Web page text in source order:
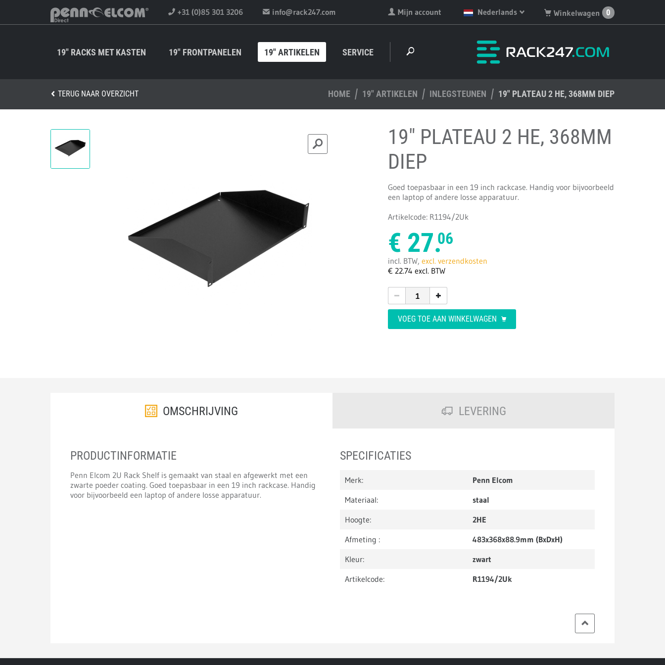
+31 (0)85 301 3206 info@rack247.com Winkelwagen 0
je winkelwagen.
Nederlands
Deutsch
Français
Mijn account
19" RACKS MET KASTEN 19" FRONTPANELEN 19" ARTIKELEN SERVICE
TERUG NAAR OVERZICHT HOME 19" ARTIKELEN INLEGSTEUNEN 19" PLATEAU 2 HE, 368MM DIEP
19" PLATEAU 2 HE, 368MM
DIEP
Goed toepasbaar in een 19 inch rackcase. Handig voor bijvoorbeeld
een laptop of andere losse apparatuur.
Artikelcode: R1194/2Uk
€ 27.06
incl. BTW, excl. verzendkosten
€ 22.74 excl. BTW
VOEG TOE AAN WINKELWAGEN
OMSCHRIJVING LEVERING
PRODUCTINFORMATIE
Penn Elcom 2U Rack Shelf is gemaakt van staal en afgewerkt met een
zwarte poeder coating. Goed toepasbaar in een 19 inch rackcase. Handig
voor bijvoorbeeld een laptop of andere losse apparatuur.
SPECIFICATIES
Merk:
Penn Elcom
Materiaal:
staal
Hoogte:
2HE
Afmeting :
483x368x88.9mm (BxDxH)
Kleur:
zwart
Artikelcode:
R1194/2Uk